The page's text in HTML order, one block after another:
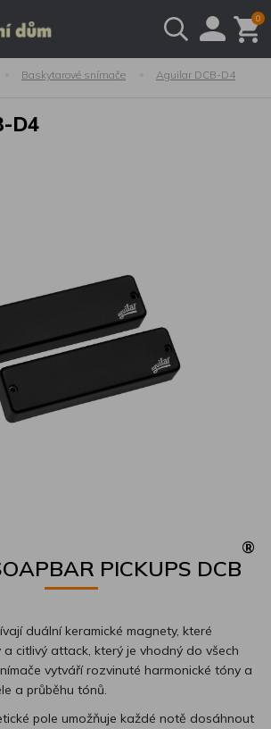
0
Baskytarové snímače Aguilar DCB-D4
D4
PICKUPS DCB
®
duální keramické magnety, které
a citlivý attack, který je vhodný do všech
vytváří rozvinuté harmonické tóny a
a průběhu tónů.
pole umožňuje každé notě dosáhnout